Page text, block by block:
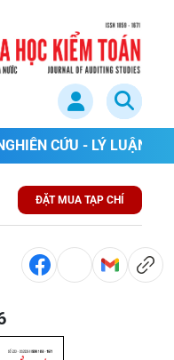
CỨU - LÝ LUẬN
ĐẶT MUA TẠP CHÍ